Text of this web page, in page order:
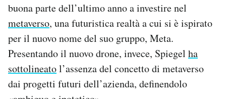
buona parte dell’ultimo anno a investire nel
metaverso, una futuristica realtà a cui si è ispirato
per il nuovo nome del suo gruppo, Meta.
Presentando il nuovo drone, invece, Spiegel ha
sottolineatol’assenza del concetto di metaverso
dai progetti futuri dell’azienda, definendolo